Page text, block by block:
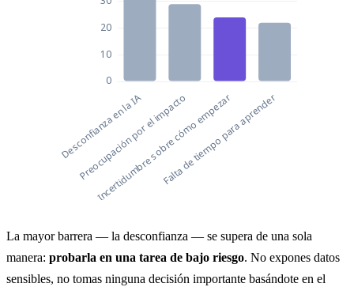
Por qué la
Desconfianza en la IA 37
La mayor barrera — la desconfianza — se supera de una sola
manera: probarla en una tarea de bajo riesgo. No expones datos
sensibles, no tomas ninguna decisión importante basándote en el